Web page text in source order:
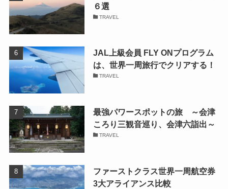
６選
TRAVEL
JAL上級会員 FLY ONプログラム
は、世界一周旅行でクリアする！
TRAVEL
最強パワースポットの旅 ～会津
ころり三観音巡り、会津六詣出～
TRAVEL
ファーストクラス世界一周航空券
3大アライアンス比較